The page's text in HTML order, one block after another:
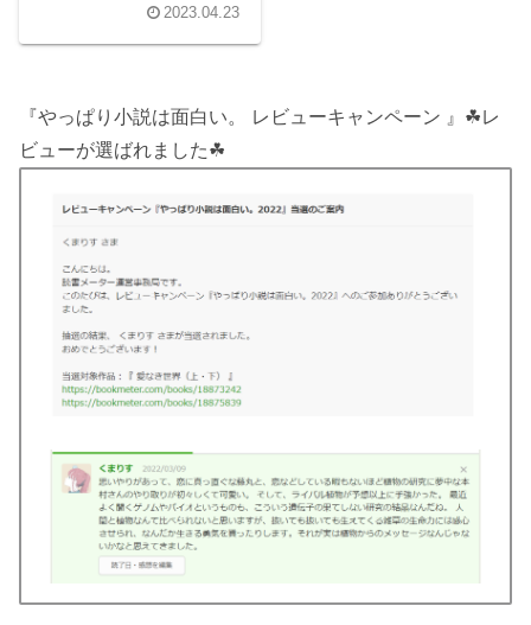
2023.04.23
『やっぱり小説は面白い。 レビューキャンペーン 』☘レ
ビューが選ばれました☘